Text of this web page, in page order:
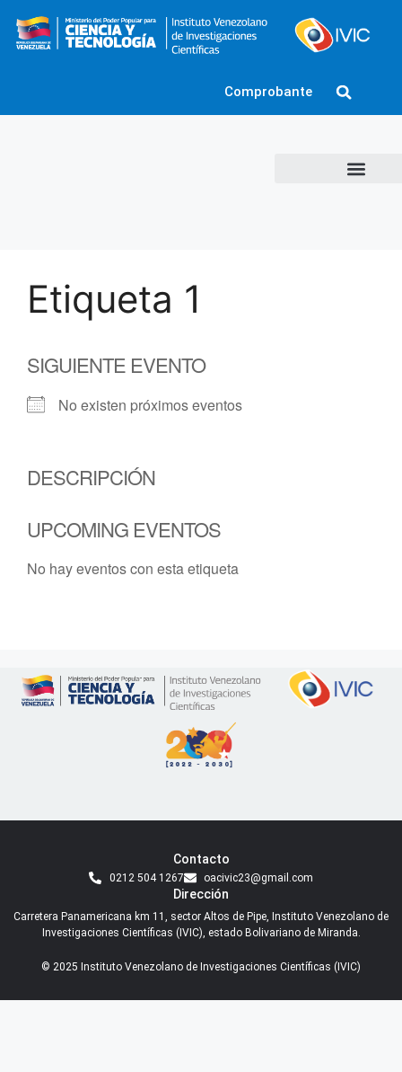
Comprobante
Etiqueta 1
SIGUIENTE EVENTO
No existen próximos eventos
DESCRIPCIÓN
UPCOMING EVENTOS
No hay eventos con esta etiqueta
Contacto
0212 504 1267 oacivic23@gmail.com
Dirección
Carretera Panamericana km 11, sector Altos de Pipe, Instituto Venezolano de
Investigaciones Científicas (IVIC), estado Bolivariano de Miranda.
© 2025 Instituto Venezolano de Investigaciones Científicas (IVIC)